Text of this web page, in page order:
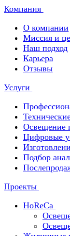
Компания
О компании
Миссия и
Наш подход
Карьера
Отзывы
Услуги
Освещение
Цифровые
Подбор
Проекты
HoReCa